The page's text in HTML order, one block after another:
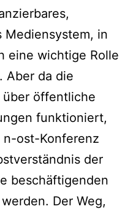
Mediensystem, in
eine wichtige Rolle
Aber da die
über öffentliche
funktioniert,
ost-Konferenz
der
beschäftigenden
Der Weg,